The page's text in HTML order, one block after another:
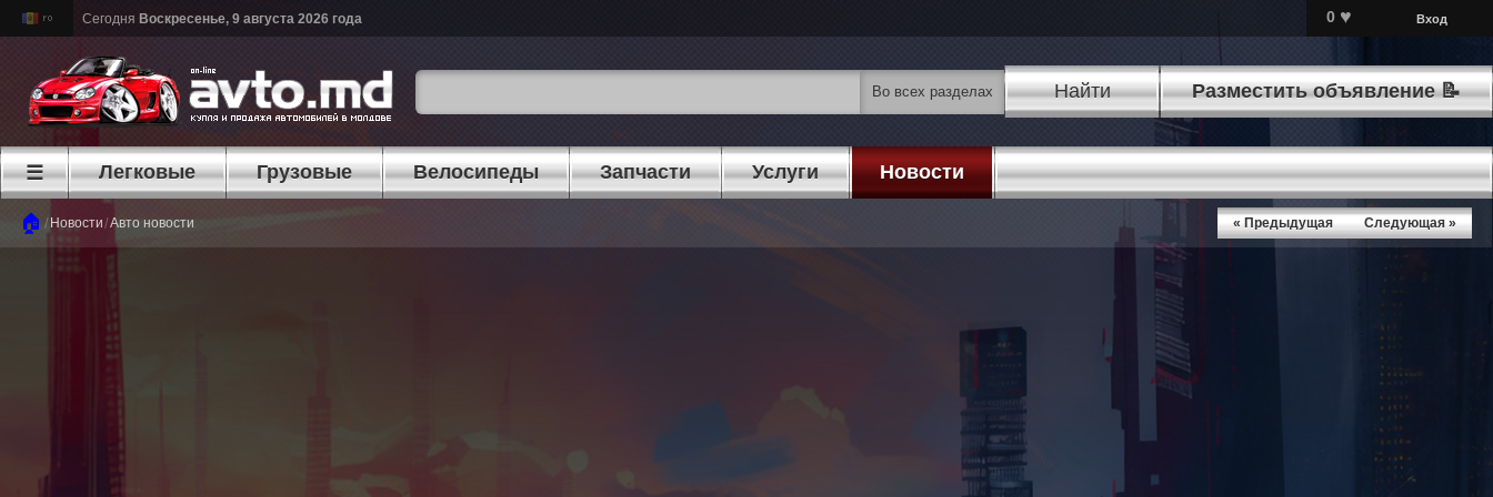
Сегодня Воскресенье, 9 августа 2026 года 0 ♥ Вход
Найти Разместить объявление 📝
☰ Легковые Грузовые Велосипеды Запчасти Услуги Новости
🏠 / Новости/Авто новости « Предыдущая Следующая »